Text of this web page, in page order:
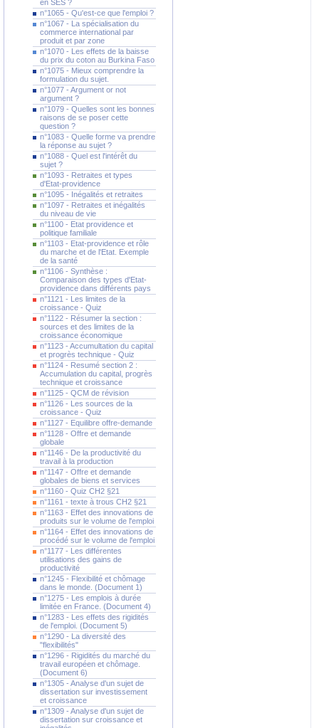
en SES ?
n°1065 - Qu'est-ce que l'emploi ?
n°1067 - La spécialisation du
commerce international par
produit et par zone
n°1070 - Les effets de la baisse
du prix du coton au Burkina Faso
n°1075 - Mieux comprendre la
formulation du sujet.
n°1077 - Argument or not
argument ?
n°1079 - Quelles sont les bonnes
raisons de se poser cette
question ?
n°1083 - Quelle forme va prendre
la réponse au sujet ?
n°1088 - Quel est l'intérêt du
sujet ?
n°1093 - Retraites et types
d'Etat-providence
n°1095 - Inégalités et retraites
n°1097 - Retraites et inégalités
du niveau de vie
n°1100 - Etat providence et
politique familiale
n°1103 - Etat-providence et rôle
du marche et de l'Etat. Exemple
de la santé
n°1106 - Synthèse :
Comparaison des types d'Etat-
providence dans différents pays
n°1121 - Les limites de la
croissance - Quiz
n°1122 - Résumer la section :
sources et des limites de la
croissance économique
n°1123 - Accumultation du capital
et progrès technique - Quiz
n°1124 - Resumé section 2 :
Accumulation du capital, progrès
technique et croissance
n°1125 - QCM de révision
n°1126 - Les sources de la
croissance - Quiz
n°1127 - Equilibre offre-demande
n°1128 - Offre et demande
globale
n°1146 - De la productivité du
travail à la production
n°1147 - Offre et demande
globales de biens et services
n°1160 - Quiz CH2 §21
n°1161 - texte à trous CH2 §21
n°1163 - Effet des innovations de
produits sur le volume de l'emploi
n°1164 - Effet des innovations de
procédé sur le volume de l'emploi
n°1177 - Les différentes
utilisations des gains de
productivité
n°1245 - Flexibilité et chômage
dans le monde. (Document 1)
n°1275 - Les emplois à durée
limitée en France. (Document 4)
n°1283 - Les effets des rigidités
de l'emploi. (Document 5)
n°1290 - La diversité des
"flexibilités"
n°1296 - Rigidités du marché du
travail européen et chômage.
(Document 6)
n°1305 - Analyse d'un sujet de
dissertation sur investissement
et croissance
n°1309 - Analyse d'un sujet de
dissertation sur croissance et